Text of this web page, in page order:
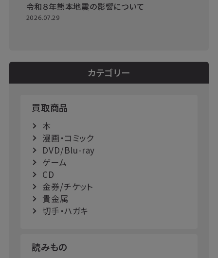
令和８年熊本地震の影響について
2026.07.29
カテゴリー
買取商品
本
漫画・コミック
DVD/Blu-ray
ゲーム
CD
金券/チケット
貴金属
切手・ハガキ
読みもの